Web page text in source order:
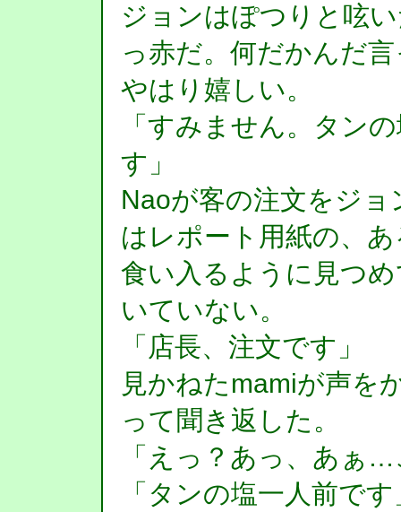
ジョンはぽつりと呟
っ赤だ。何だかんだ
やはり嬉しい。
「すみません。タン
す」
Naoが客の注文をジ
はレポート用紙の、
食い入るように見つ
いていない。
「店長、注文です」
見かねたmamiが声を
って聞き返した。
「えっ？あっ、あぁ
「タンの塩一人前で